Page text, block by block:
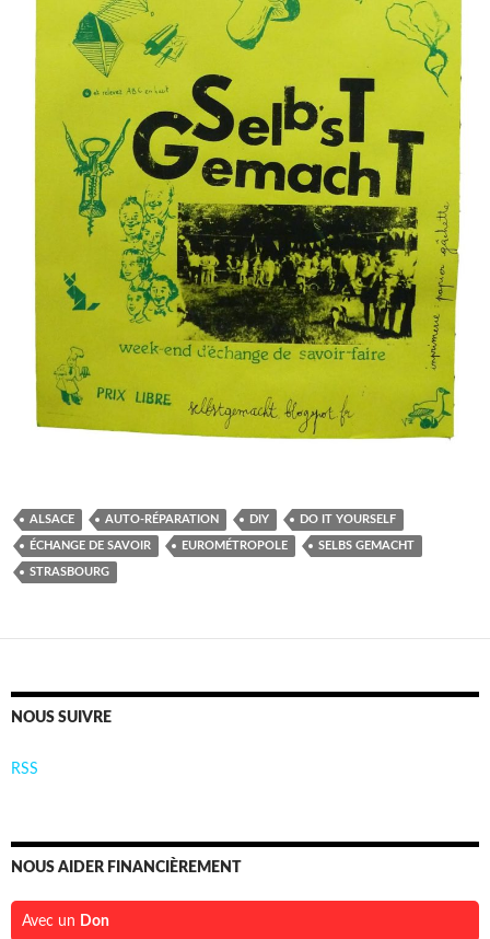
ALSACE AUTO-RÉPARATION DIY DO IT YOURSELF
ÉCHANGE DE SAVOIR EUROMÉTROPOLE SELBS GEMACHT
STRASBOURG
NOUS SUIVRE
RSS
NOUS AIDER FINANCIÈREMENT
Avec un Don